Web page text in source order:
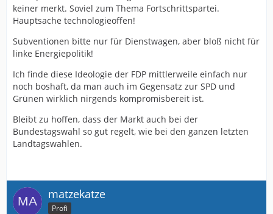
keiner merkt. Soviel zum Thema Fortschrittspartei.
Hauptsache technologieoffen!
Subventionen bitte nur für Dienstwagen, aber bloß nicht für
linke Energiepolitik!
Ich finde diese Ideologie der FDP mittlerweile einfach nur
noch boshaft, da man auch im Gegensatz zur SPD und
Grünen wirklich nirgends kompromisbereit ist.
Bleibt zu hoffen, dass der Markt auch bei der
Bundestagswahl so gut regelt, wie bei den ganzen letzten
Landtagswahlen.
matzekatze
Profi